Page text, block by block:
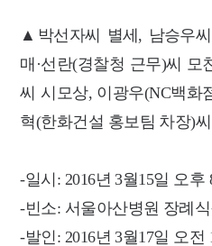
▲박선자씨 별세, 남승우
매·선란(경찰청 근무)씨 모
씨 시모상, 이광우(NC백화
혁(한화건설 홍보팀 차장)
-일시: 2016년 3월15일 오후
-빈소: 서울아산병원 장례
-발인: 2016년 3월17일 오전